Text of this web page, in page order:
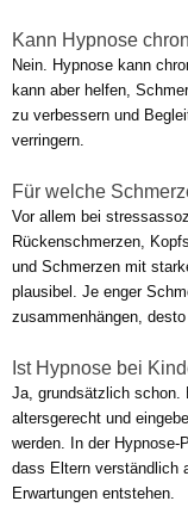
Kann Hypnose
Nein. Hypnose kann
kann aber helfen,
zu verbessern und
verringern.
Für welche
Vor allem bei
Rückenschmerzen,
und Schmerzen mit
plausibel. Je enger
zusammenhängen,
Ist Hypnose bei
Ja, grundsätzlich schon.
altersgerecht und
werden. In der Hypnose-
dass Eltern verständlich
Erwartungen entstehen.